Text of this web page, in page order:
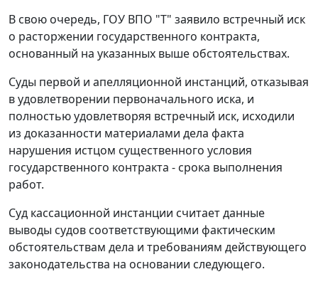
В свою очередь, ГОУ ВПО "Т" заявило встречный иск
о расторжении государственного контракта,
основанный на указанных выше обстоятельствах.
Суды первой и апелляционной инстанций, отказывая
в удовлетворении первоначального иска, и
полностью удовлетворяя встречный иск, исходили
из доказанности материалами дела факта
нарушения истцом существенного условия
государственного контракта - срока выполнения
работ.
Суд кассационной инстанции считает данные
выводы судов соответствующими фактическим
обстоятельствам дела и требованиям действующего
законодательства на основании следующего.